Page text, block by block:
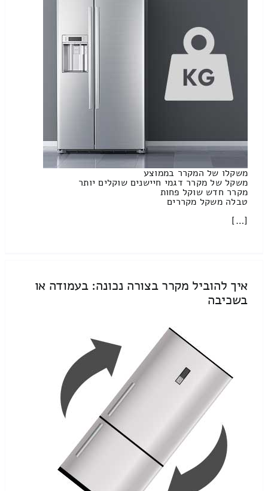
משקלו של המקרר בממוצע
משקל של מקרר דגמי חיישנים שוקלים יותר
מקרר חדש שוקל פחות
טבלה משקל מקררים
[…]
איך להוביל מקרר בצורה נכונה: בעמודה או
בשכיבה